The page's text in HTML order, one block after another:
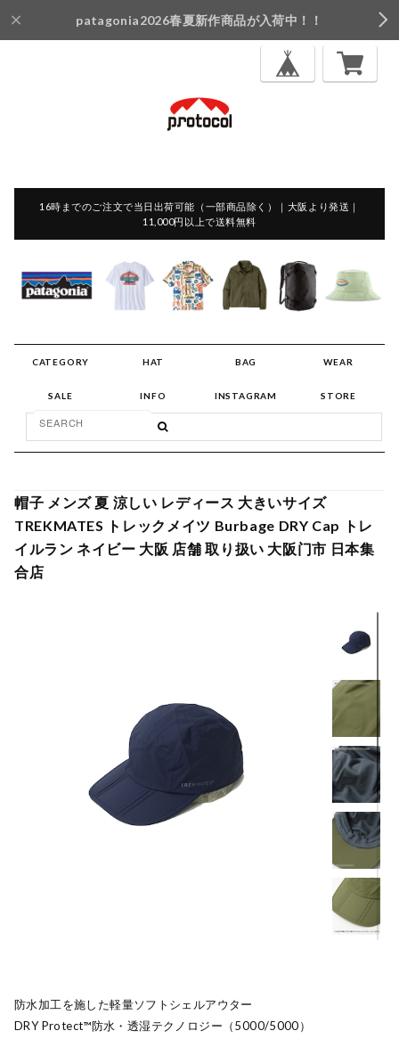
patagonia2026春夏新作商品が入荷中！！
16時までのご注文で当日出荷可能（一部商品除く）｜大阪より発送｜
11,000円以上で送料無料
CATEGORY HAT BAG WEAR
SALE INFO INSTAGRAM STORE
帽子 メンズ 夏 涼しい レディース 大きいサイズ
TREKMATES トレックメイツ Burbage DRY Cap トレ
イルラン ネイビー 大阪 店舗 取り扱い 大阪门市 日本集
合店
防水加工を施した軽量ソフトシェルアウター
DRY Protect™防水・透湿テクノロジー（5000/5000）